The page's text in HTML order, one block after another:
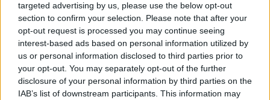
targeted advertising by us, please use the below opt-out
section to confirm your selection. Please note that after your
opt-out request is processed you may continue seeing
interest-based ads based on personal information utilized by
us or personal information disclosed to third parties prior to
your opt-out. You may separately opt-out of the further
disclosure of your personal information by third parties on the
IAB’s list of downstream participants. This information may